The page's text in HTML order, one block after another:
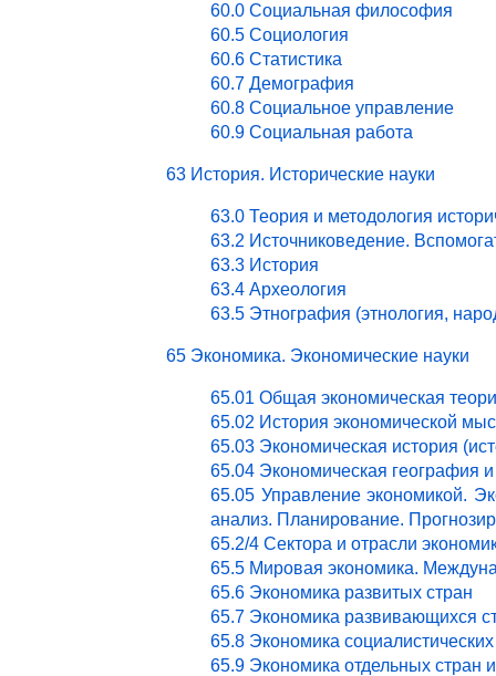
60.0 Социальная философия
60.5 Социология
60.6 Статистика
60.7 Демография
60.8 Социальное управление
60.9 Социальная работа
63 История. Исторические науки
63.0 Теория и методология
63.2 Источниковедение.
63.3 История
63.4 Археология
63.5 Этнография (этнология,
65 Экономика. Экономические науки
65.01 Общая экономическая
65.02 История экономической
65.03 Экономическая история
65.04 Экономическая география
65.05 Управление экономикой.
анализ. Планирование.
65.2/4 Сектора и отрасли
65.5 Мировая экономика.
65.6 Экономика развитых стран
65.7 Экономика развивающихся
65.8 Экономика
65.9 Экономика отдельных стран